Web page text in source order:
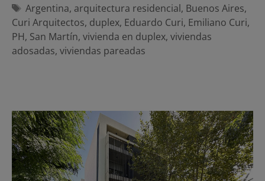
Etiquetas
Argentina, arquitectura residencial, Buenos Aires,
Curi Arquitectos, duplex, Eduardo Curi, Emiliano Curi,
PH, San Martín, vivienda en duplex, viviendas
adosadas, viviendas pareadas